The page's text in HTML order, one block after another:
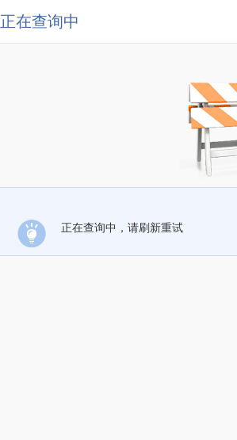
正在查询中
正在查询中，请刷新重试